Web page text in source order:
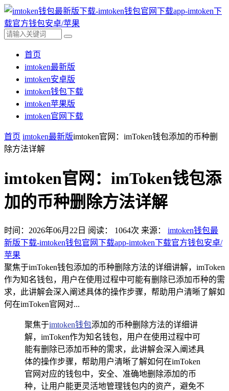
首页
imtoken最新版
imtoken安卓版
imtoken钱包下载
imtoken苹果版
imtoken官网下载
首页 imtoken最新版imtoken官网：imToken钱包添加的币种删
除方法详解
imtoken官网：imToken钱包添
加的币种删除方法详解
时间：2026年06月22日 阅读： 1064次 来源： imtoken钱包最
新版下载-imtoken钱包官网下载app-imtoken下载官方钱包安卓/
苹果
聚焦于imToken钱包添加的币种删除方法的详细讲解，imToken
作为知名钱包，用户在使用过程中可能有删除已添加币种的需
求，此讲解会深入阐述具体的操作步骤，帮助用户清晰了解如
何在imToken官网对...
聚焦于imtoken钱包添加的币种删除方法的详细讲
解，imToken作为知名钱包，用户在使用过程中可
能有删除已添加币种的需求，此讲解会深入阐述具
体的操作步骤，帮助用户清晰了解如何在imToken
官网对应的钱包中，安全、准确地删除添加的币
种，让用户能更灵活地管理钱包内的资产，避免不